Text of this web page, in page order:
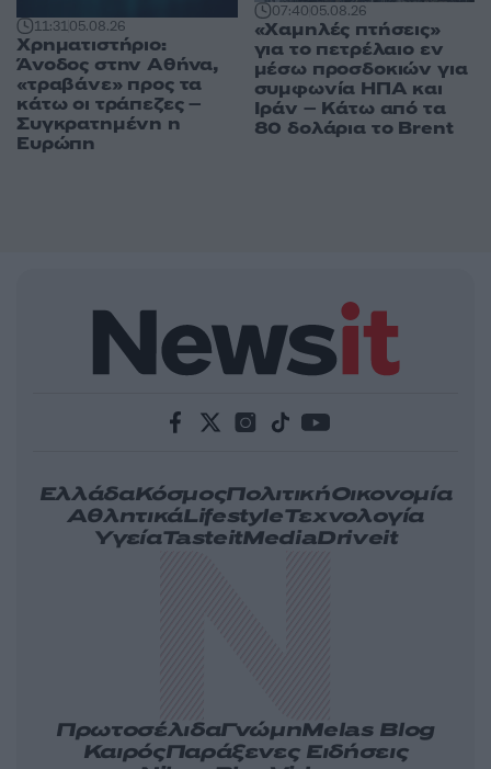
11:3105.08.26
Χρηματιστήριο:
Άνοδος στην Αθήνα,
«τραβάνε» προς τα
κάτω οι τράπεζες –
Συγκρατημένη η
Ευρώπη
07:4005.08.26
«Χαμηλές πτήσεις»
για το πετρέλαιο εν
μέσω προσδοκιών για
συμφωνία ΗΠΑ και
Ιράν – Κάτω από τα
80 δολάρια το Brent
ΕλλάδαΚόσμοςΠολιτικήΟικονομία
ΑθλητικάLifestyleΤεχνολογία
ΥγείαTasteitMediaDriveit
ΠρωτοσέλιδαΓνώμηMelas Blog
ΚαιρόςΠαράξενες Ειδήσεις